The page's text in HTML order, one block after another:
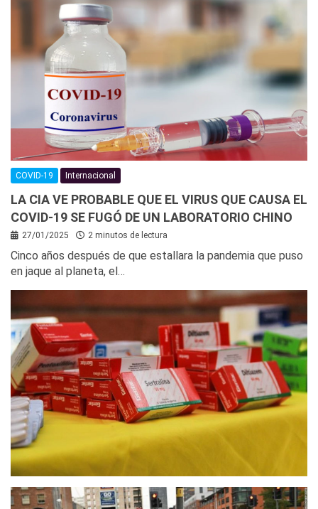
COVID-19 Internacional
LA CIA VE PROBABLE QUE EL VIRUS QUE CAUSA EL
COVID-19 SE FUGÓ DE UN LABORATORIO CHINO
27/01/2025 2 minutos de lectura
Cinco años después de que estallara la pandemia que puso
en jaque al planeta, el…